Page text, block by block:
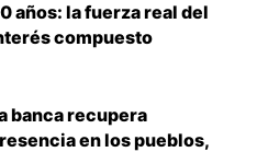
años: la fuerza real del
compuesto
banca recupera
en los pueblos,